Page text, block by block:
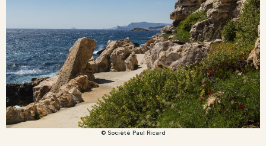
© Société Paul Ricard